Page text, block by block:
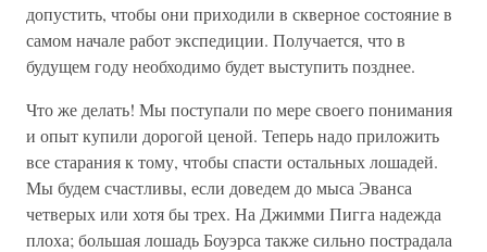
допустить, чтобы они приходили в скверное состояние в
самом начале работ экспедиции. Получается, что в
будущем году необходимо будет выступить позднее.
Что же делать! Мы поступали по мере своего понимания
и опыт купили дорогой ценой. Теперь надо приложить
все старания к тому, чтобы спасти остальных лошадей.
Мы будем счастливы, если доведем до мыса Эванса
четверых или хотя бы трех. На Джимми Пигга надежда
плоха; большая лошадь Боуэрса также сильно пострадала